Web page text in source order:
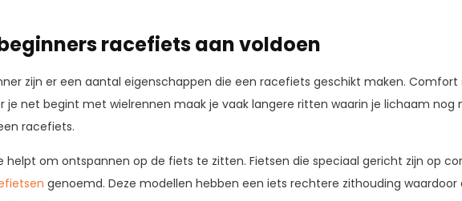
racefiets aan voldoen
zijn er een aantal eigenschappen die een racefiets geschikt maken. Comfort
je net begint met wielrennen maak je vaak langere ritten waarin je lichaam nog
racefiets.
om ontspannen op de fiets te zitten. Fietsen die speciaal gericht zijn op
genoemd. Deze modellen hebben een iets rechtere zithouding waardoor